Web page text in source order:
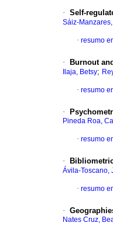
· Self-
Sáiz-
· resumo
· Burnout
Ilaja, Betsy;
· resumo
·
Pineda Roa,
· resumo
·
Ávila-Toscano,
· resumo
·
Nates Cruz,